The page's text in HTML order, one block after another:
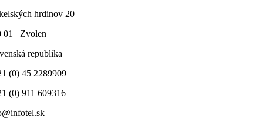
hrdinov 20
01 Zvolen
republika
(0) 45 2289909
(0) 911 609316